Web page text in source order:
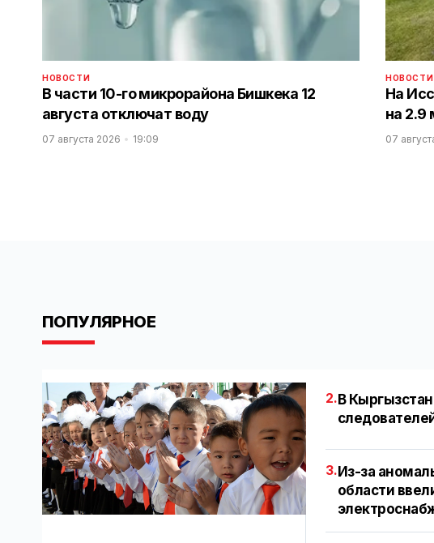
НОВОСТИ
В части 10-го микрорайона Бишкека 12
августа отключат воду
07 августа 2026 19:09
НОВОСТИ
На
на 2.9
07
ПОПУЛЯРНОЕ
2. В
3.Из-за
области